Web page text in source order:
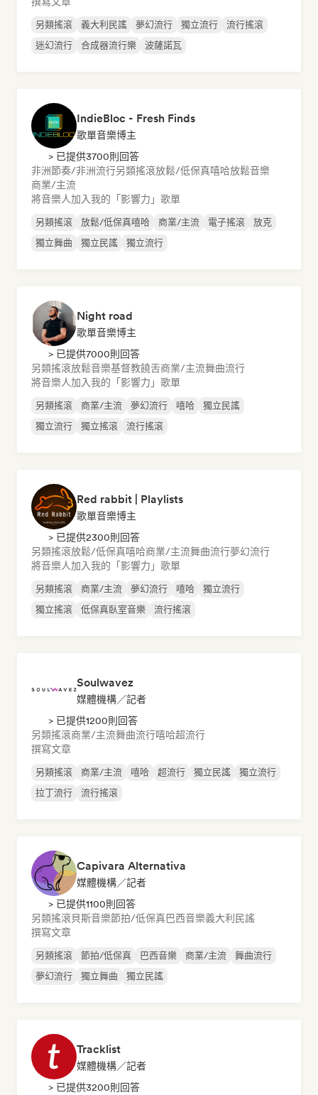
另類搖滾 義大利民謠 夢幻流行 獨立流行
流行搖滾
迷幻流行
合成器流行樂 波薩諾瓦
IndieBloc - Fresh Finds
歌單音樂博主
> 已提供3700則回答
非洲節奏/非洲流行另類搖滾放鬆/低保真嘻哈放鬆音樂
商業/主流
將音樂人加入我的「影響力」歌單
另類搖滾 放鬆/低保真嘻哈 商業/主流 電子搖滾
放克
獨立舞曲
獨立民謠 獨立流行
Night road
歌單音樂博主
> 已提供7000則回答
另類搖滾放鬆音樂基督教饒舌商業/主流舞曲流行
將音樂人加入我的「影響力」歌單
另類搖滾 商業/主流 夢幻流行 嘻哈
獨立民謠
獨立流行
獨立搖滾 流行搖滾
Red rabbit | Playlists
歌單音樂博主
> 已提供2300則回答
另類搖滾放鬆/低保真嘻哈商業/主流舞曲流行夢幻流行
將音樂人加入我的「影響力」歌單
另類搖滾 商業/主流 夢幻流行 嘻哈
獨立流行
獨立搖滾
低保真臥室音樂 流行搖滾
Soulwavez
媒體機構／記者
> 已提供1200則回答
另類搖滾商業/主流舞曲流行嘻哈超流行
撰寫文章
另類搖滾 商業/主流 嘻哈 超流行 獨立民謠
獨立流行
拉丁流行
流行搖滾
Capivara Alternativa
媒體機構／記者
> 已提供1100則回答
另類搖滾貝斯音樂節拍/低保真巴西音樂義大利民謠
撰寫文章
另類搖滾 節拍/低保真 巴西音樂 商業/主流
舞曲流行
夢幻流行
獨立舞曲 獨立民謠
Tracklist
媒體機構／記者
> 已提供3200則回答